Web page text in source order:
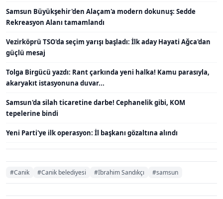
Samsun Büyükşehir'den Alaçam'a modern dokunuş: Sedde
Rekreasyon Alanı tamamlandı
Vezirköprü TSO'da seçim yarışı başladı: İlk aday Hayati Ağca'dan
güçlü mesaj
Tolga Birgücü yazdı: Rant çarkında yeni halka! Kamu parasıyla,
akaryakıt istasyonuna duvar...
Samsun'da silah ticaretine darbe! Cephanelik gibi, KOM
tepelerine bindi
Yeni Parti'ye ilk operasyon: İl başkanı gözaltına alındı
#Canik #Canik belediyesi #İbrahim Sandıkçı #samsun